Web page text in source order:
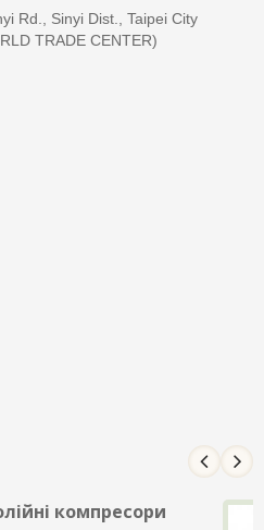
Rd., Sinyi Dist., Taipei City
TRADE CENTER)
компресори